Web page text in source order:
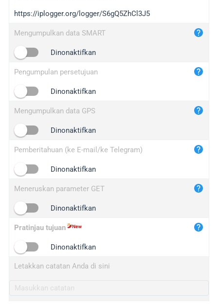
iplogger.com
maper.info
2no.co
yip.su
iplogger.info
https://iplogger.org/logger/S6gQ5ZhCl3J5
Mengumpulkan data SMART
Dinonaktifkan
Pengumpulan persetujuan
Dinonaktifkan
Mengumpulkan data GPS
Dinonaktifkan
Pemberitahuan (ke E-mail/ke Telegram)
Dinonaktifkan
Meneruskan parameter GET
Dinonaktifkan
Pratinjau tujuan
Dinonaktifkan
Letakkan catatan Anda di sini